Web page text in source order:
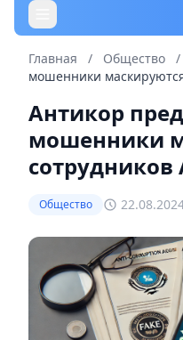
Главная / Общество /
мошенники
Антикор
мошенники
сотрудников
Общество